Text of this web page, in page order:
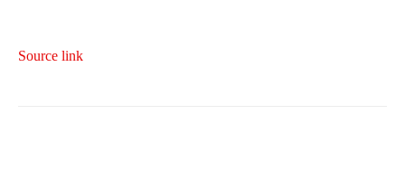
Source link